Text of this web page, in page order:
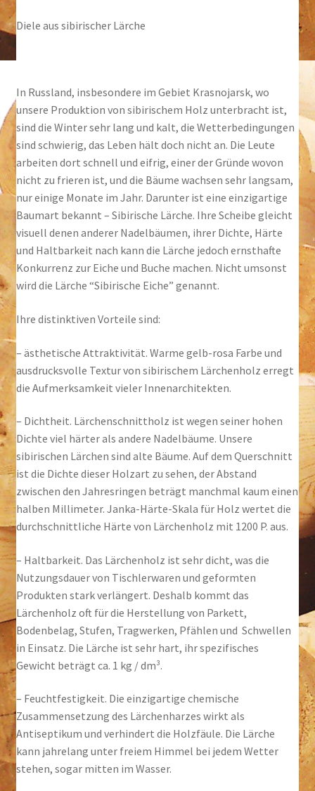
Diele aus sibirischer Lärche
In Russland, insbesondere im Gebiet Krasnojarsk, wo
unsere Produktion von sibirischem Holz unterbracht ist,
sind die Winter sehr lang und kalt, die Wetterbedingungen
sind schwierig, das Leben hält doch nicht an. Die Leute
arbeiten dort schnell und eifrig, einer der Gründe wovon
nicht zu frieren ist, und die Bäume wachsen sehr langsam,
nur einige Monate im Jahr. Darunter ist eine einzigartige
Baumart bekannt – Sibirische Lärche. Ihre Scheibe gleicht
visuell denen anderer Nadelbäumen, ihrer Dichte, Härte
und Haltbarkeit nach kann die Lärche jedoch ernsthafte
Konkurrenz zur Eiche und Buche machen. Nicht umsonst
wird die Lärche “Sibirische Eiche” genannt.
Ihre distinktiven Vorteile sind:
– ästhetische Attraktivität. Warme gelb-rosa Farbe und
ausdrucksvolle Textur von sibirischem Lärchenholz erregt
die Aufmerksamkeit vieler Innenarchitekten.
– Dichtheit. Lärchenschnittholz ist wegen seiner hohen
Dichte viel härter als andere Nadelbäume. Unsere
sibirischen Lärchen sind alte Bäume. Auf dem Querschnitt
ist die Dichte dieser Holzart zu sehen, der Abstand
zwischen den Jahresringen beträgt manchmal kaum einen
halben Millimeter. Janka-Härte-Skala für Holz wertet die
durchschnittliche Härte von Lärchenholz mit 1200 P. aus.
– Haltbarkeit. Das Lärchenholz ist sehr dicht, was die
Nutzungsdauer von Tischlerwaren und geformten
Produkten stark verlängert. Deshalb kommt das
Lärchenholz oft für die Herstellung von Parkett,
Bodenbelag, Stufen, Tragwerken, Pfählen und Schwellen
in Einsatz. Die Lärche ist sehr hart, ihr spezifisches
Gewicht beträgt ca. 1 kg / dm³.
– Feuchtfestigkeit. Die einzigartige chemische
Zusammensetzung des Lärchenharzes wirkt als
Antiseptikum und verhindert die Holzfäule. Die Lärche
kann jahrelang unter freiem Himmel bei jedem Wetter
stehen, sogar mitten im Wasser.